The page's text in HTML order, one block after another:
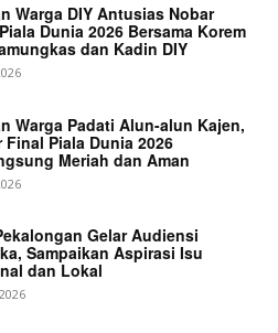
Warga DIY Antusias Nobar
Dunia 2026 Bersama Korem
dan Kadin DIY
Warga Padati Alun-alun Kajen,
Final Piala Dunia 2026
Meriah dan Aman
Gelar Audiensi
Sampaikan Aspirasi Isu
dan Lokal